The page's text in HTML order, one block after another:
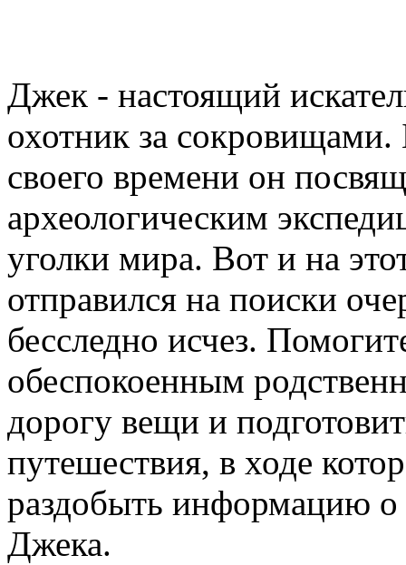
Джек - настоящий
охотник за
своего времени он
археологическим
уголки мира. Вот и на
отправился на поиски
бесследно исчез.
обеспокоенным
дорогу вещи и
путешествия, в ходе
раздобыть информацию
Джека.